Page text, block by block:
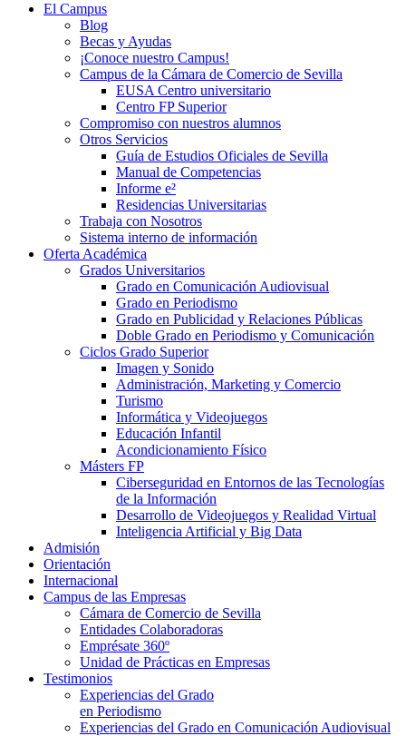
El Campus
Blog
Becas y Ayudas
¡Conoce nuestro Campus!
Campus de la Cámara de Comercio de Sevilla
EUSA Centro universitario
Centro FP Superior
Compromiso con nuestros alumnos
Otros Servicios
Guía de Estudios Oficiales de Sevilla
Manual de Competencias
Informe e²
Residencias Universitarias
Trabaja con Nosotros
Sistema interno de información
Oferta Académica
Grados Universitarios
Grado en Comunicación Audiovisual
Grado en Periodismo
Grado en Publicidad y Relaciones Públicas
Doble Grado en Periodismo y Comunicación
Ciclos Grado Superior
Imagen y Sonido
Administración, Marketing y Comercio
Turismo
Informática y Videojuegos
Educación Infantil
Acondicionamiento Físico
Másters FP
Ciberseguridad en Entornos de las Tecnologías
de la Información
Desarrollo de Videojuegos y Realidad Virtual
Inteligencia Artificial y Big Data
Admisión
Orientación
Internacional
Campus de las Empresas
Cámara de Comercio de Sevilla
Entidades Colaboradoras
Emprésate 360º
Unidad de Prácticas en Empresas
Testimonios
Experiencias del Grado
en Periodismo
Experiencias del Grado en Comunicación Audiovisual